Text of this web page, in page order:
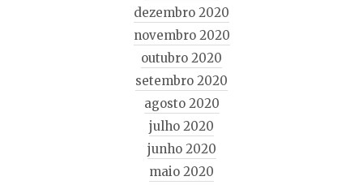
dezembro 2020
novembro 2020
outubro 2020
setembro 2020
agosto 2020
julho 2020
junho 2020
maio 2020